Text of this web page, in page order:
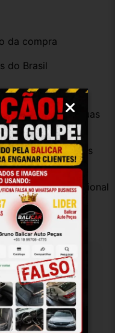
da compra
do Brasil
veículo. Tire suas
igual à das
por profissional
Audi